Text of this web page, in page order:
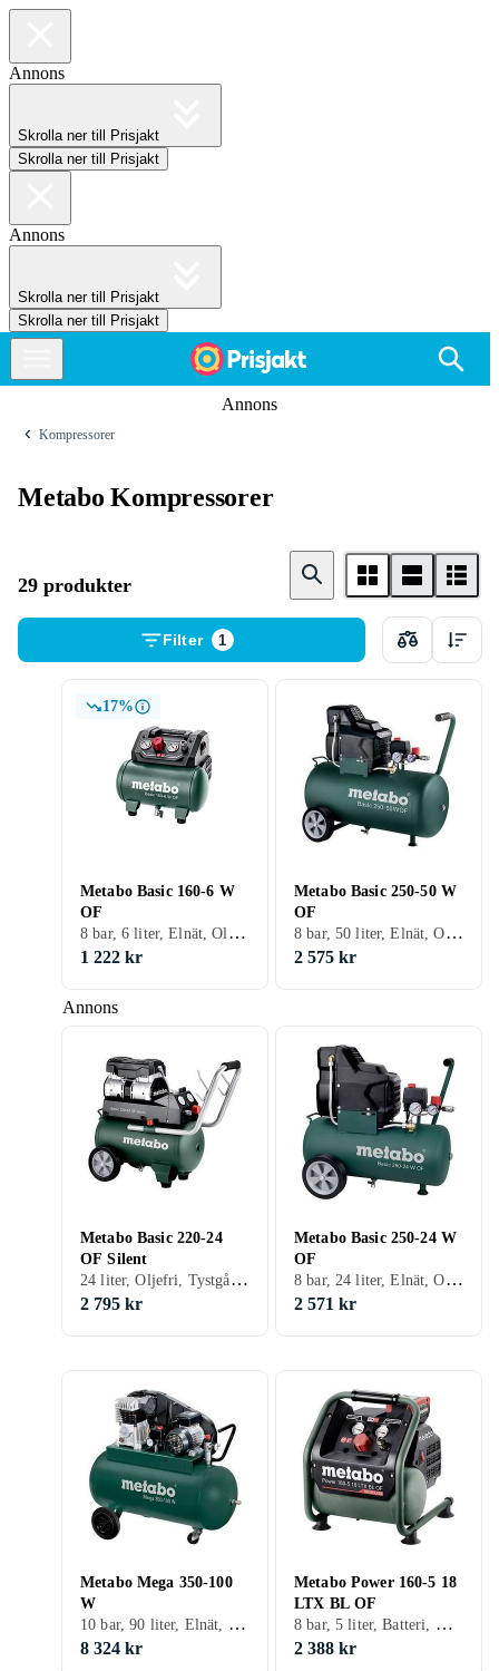
Annons
Skrolla ner till Prisjakt
Skrolla ner till Prisjakt
Annons
Skrolla ner till Prisjakt
Skrolla ner till Prisjakt
Annons
Kompressorer
Metabo Kompressorer
29 produkter
Filter 1
Annons
17%
Metabo Basic 160-6 W
OF
8 bar, 6 liter, Elnät, Oljefri, Tank
1 222 kr
Metabo Basic 250-50 W
OF
8 bar, 50 liter, Elnät, Oljefri, Tank
2 575 kr
Metabo Basic 220-24
OF Silent
24 liter, Oljefri, Tystgående, Tank
2 795 kr
Metabo Basic 250-24 W
OF
8 bar, 24 liter, Elnät, Oljefri, Tank
2 571 kr
Metabo Mega 350-100
W
10 bar, 90 liter, Elnät, Tank
8 324 kr
Metabo Power 160-5 18
LTX BL OF
8 bar, 5 liter, Batteri, Oljefri, Tystgående, Tank
2 388 kr